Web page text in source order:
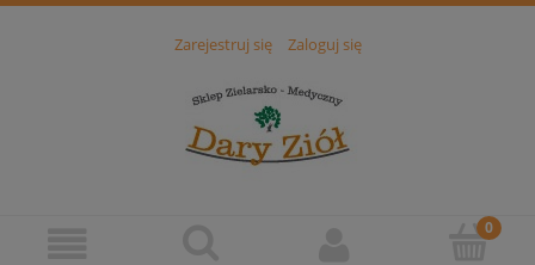
Zarejestruj się Zaloguj się